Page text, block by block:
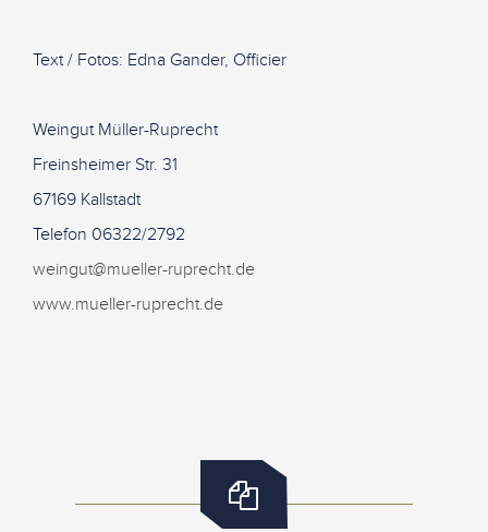
Text / Fotos: Edna Gander, Officier
Weingut Müller-Ruprecht
Freinsheimer Str. 31
67169 Kallstadt
Telefon 06322/2792
weingut@mueller-ruprecht.de
www.mueller-ruprecht.de